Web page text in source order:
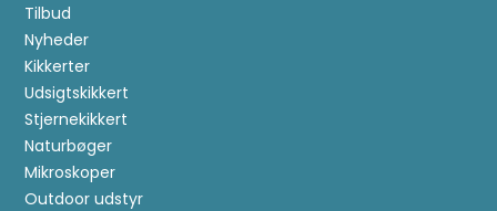
Tilbud
Nyheder
Kikkerter
Udsigtskikkert
Stjernekikkert
Naturbøger
Mikroskoper
Outdoor udstyr